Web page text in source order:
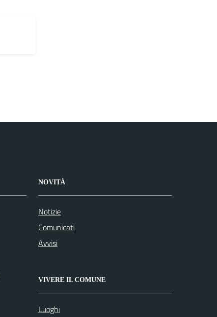
NOVITÀ
Notizie
Comunicati
Avvisi
VIVERE IL COMUNE
Luoghi